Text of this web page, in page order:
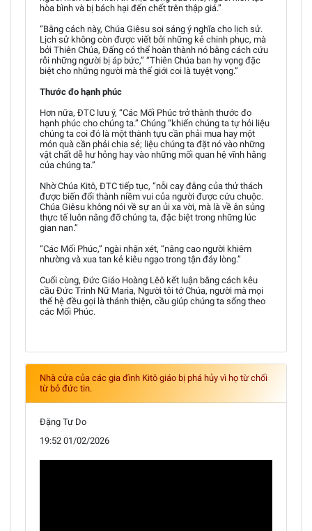
hòa bình và bị bách hại đến chết trên thập giá.”
“Bằng cách này, Chúa Giêsu soi sáng ý nghĩa cho lịch sử.
Lịch sử không còn được viết bởi những kẻ chinh phục, mà
bởi Thiên Chúa, Đấng có thể hoàn thành nó bằng cách cứu
rỗi những người bị áp bức,” “Thiên Chúa ban hy vọng đặc
biệt cho những người mà thế giới coi là tuyệt vọng.”
Thước đo hạnh phúc
Hơn nữa, ĐTC lưu ý, “Các Mối Phúc trở thành thước đo
hạnh phúc cho chúng ta.” Chúng “khiến chúng ta tự hỏi liệu
chúng ta coi đó là một thành tựu cần phải mua hay một
món quà cần phải chia sẻ; liệu chúng ta đặt nó vào những
vật chất dễ hư hỏng hay vào những mối quan hệ vĩnh hằng
của chúng ta.”
Nhờ Chúa Kitô, ĐTC tiếp tục, “nỗi cay đắng của thử thách
được biến đổi thành niềm vui của người được cứu chuộc.
Chúa Giêsu không nói về sự an ủi xa vời, mà là về ân sủng
thực tế luôn nâng đỡ chúng ta, đặc biệt trong những lúc
gian nan.”
“Các Mối Phúc,” ngài nhận xét, “nâng cao người khiêm
nhường và xua tan kẻ kiêu ngạo trong tận đáy lòng.”
Cuối cùng, Đức Giáo Hoàng Lêô kết luận bằng cách kêu
cầu Đức Trinh Nữ Maria, Người tôi tớ Chúa, người mà mọi
thế hệ đều gọi là thánh thiện, cầu giúp chúng ta sống theo
các Mối Phúc.
Nhà cửa của các gia đình Kitô giáo bị phá hủy vì họ từ chối
từ bỏ đức tin.
Đặng Tự Do
19:52 01/02/2026